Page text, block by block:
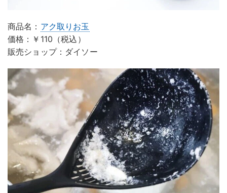
商品名： アク取りお玉
価格：￥110（税込）
販売ショップ：ダイソー